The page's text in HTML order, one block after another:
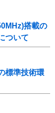
搭載の
ついて
標準技術環